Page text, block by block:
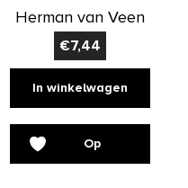
Herman van Veen
€7,44
In winkelwagen
Op